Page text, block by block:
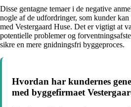
Disse gentagne temaer i de negative
nogle af de udfordringer, som kunder kan
med Vestergaard Huse. Det er vigtigt at
potentielle problemer og
sikre en mere gnidningsfri byggeproces.
Hvordan har kundernes
med byggefirmaet